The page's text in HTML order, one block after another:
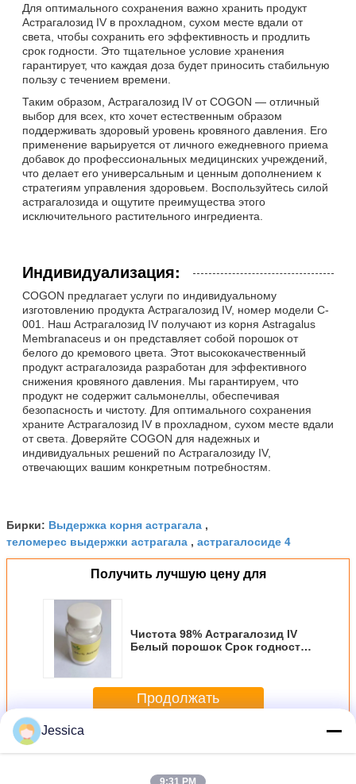
Для оптимального сохранения важно хранить продукт
Астрагалозид IV в прохладном, сухом месте вдали от
света, чтобы сохранить его эффективность и продлить
срок годности. Это тщательное условие хранения
гарантирует, что каждая доза будет приносить стабильную
пользу с течением времени.
Таким образом, Астрагалозид IV от COGON — отличный
выбор для всех, кто хочет естественным образом
поддерживать здоровый уровень кровяного давления. Его
применение варьируется от личного ежедневного приема
добавок до профессиональных медицинских учреждений,
что делает его универсальным и ценным дополнением к
стратегиям управления здоровьем. Воспользуйтесь силой
астрагалозида и ощутите преимущества этого
исключительного растительного ингредиента.
Индивидуализация:
COGON предлагает услуги по индивидуальному
изготовлению продукта Астрагалозид IV, номер модели C-
001. Наш Астрагалозид IV получают из корня Astragalus
Membranaceus и он представляет собой порошок от
белого до кремового цвета. Этот высококачественный
продукт астрагалозида разработан для эффективного
снижения кровяного давления. Мы гарантируем, что
продукт не содержит сальмонеллы, обеспечивая
безопасность и чистоту. Для оптимального сохранения
храните Астрагалозид IV в прохладном, сухом месте вдали
от света. Доверяйте COGON для надежных и
индивидуальных решений по Астрагалозиду IV,
отвечающих вашим конкретным потребностям.
Бирки: Выдержка корня астрагала ,
теломерес выдержки астрагала , астрагалосиде 4
Получить лучшую цену для
Чистота 98% Астрагалозид IV
Белый порошок Срок годности
научных исследованиях
Продолжать
Больше
Jessica
9:31 PM